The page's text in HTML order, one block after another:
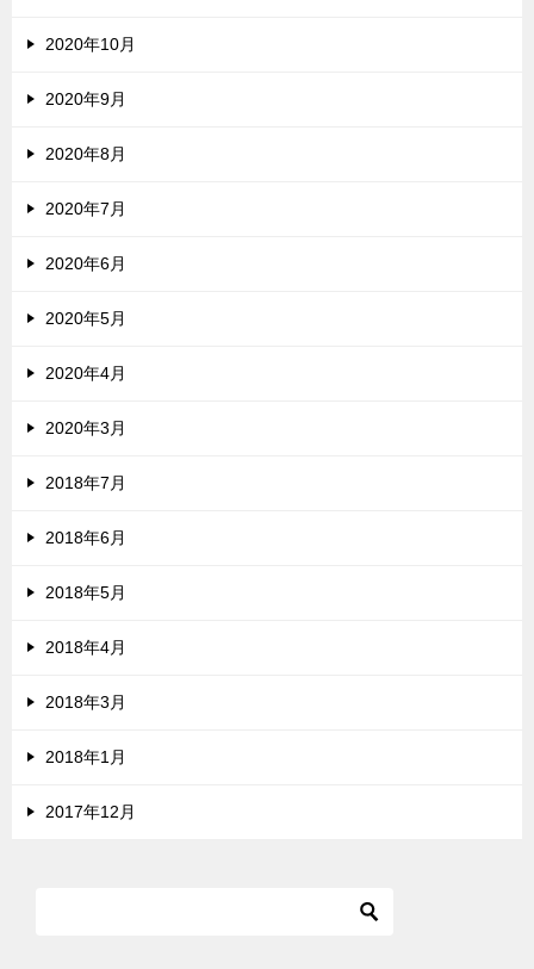
2020年10月
2020年9月
2020年8月
2020年7月
2020年6月
2020年5月
2020年4月
2020年3月
2018年7月
2018年6月
2018年5月
2018年4月
2018年3月
2018年1月
2017年12月